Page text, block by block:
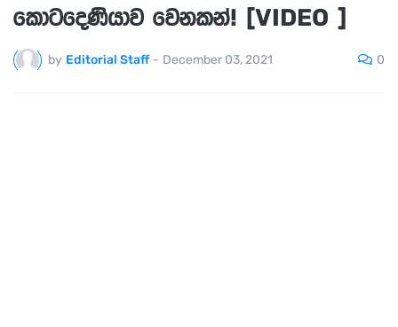
කොටදෙණියාව වෙනකන්! [VIDEO ]
by Editorial Staff - December 03, 2021 0